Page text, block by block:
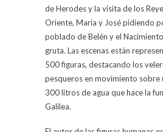
de Herodes y la visita de los
Oriente, María y José pidiendo
poblado de Belén y el
gruta. Las escenas están
500 figuras, destacando los
pesqueros en movimiento sobre
300 litros de agua que hace la
Galilea.